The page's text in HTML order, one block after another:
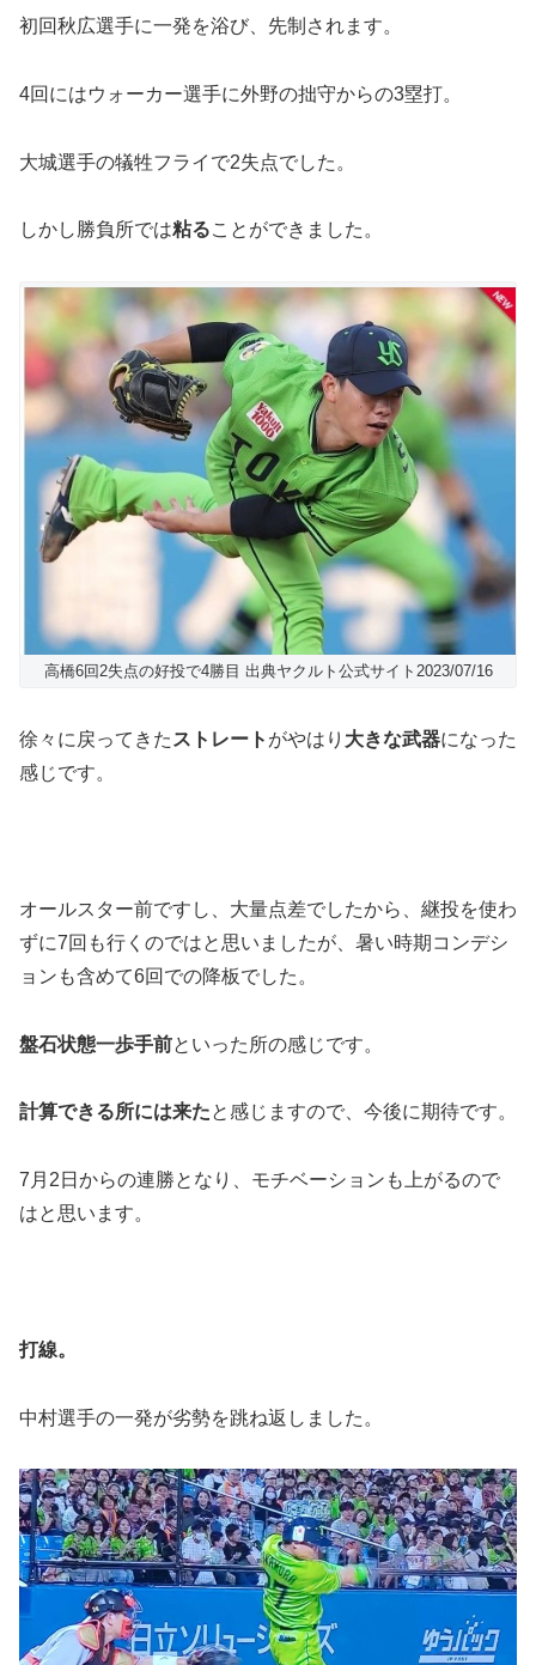
初回秋広選手に一発を浴び、先制されます。
4回にはウォーカー選手に外野の拙守からの3塁打。
大城選手の犠牲フライで2失点でした。
しかし勝負所では粘ることができました。
高橋6回2失点の好投で4勝目 出典ヤクルト公式サイト2023/07/16
徐々に戻ってきた ストレート がやはり 大きな武器になった
感じです。
オールスター前ですし、大量点差でしたから、継投を使わ
ずに7回も行くのではと思いましたが、暑い時期コンデシ
ョンも含めて6回での降板でした。
盤石状態一歩手前といった所の感じです。
計算できる所には来たと感じますので、今後に期待です。
7月2日からの連勝となり、モチベーションも上がるので
はと思います。
打線。
中村選手の一発が劣勢を跳ね返しました。